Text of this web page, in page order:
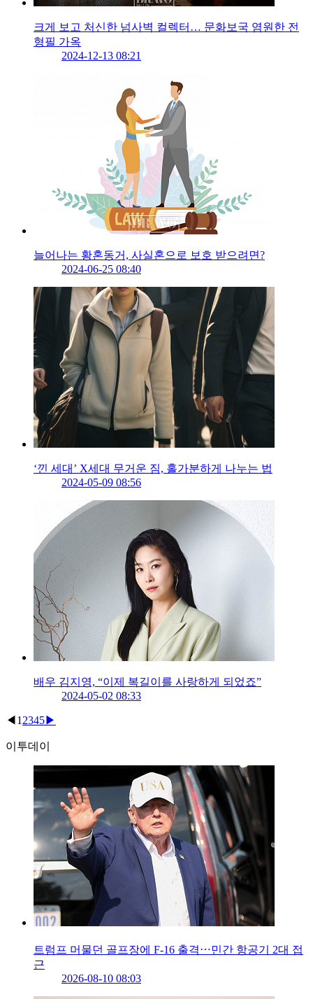
크게 보고 처신한 넘사벽 컬렉터… 문화보국 염원한 전
형필 가옥
2024-12-13 08:21
늘어나는 황혼동거, 사실혼으로 보호 받으려면?
2024-06-25 08:40
‘낀 세대’ X세대 무거운 짐, 홀가분하게 나누는 법
2024-05-09 08:56
배우 김지영, “이제 복길이를 사랑하게 되었죠”
2024-05-02 08:33
◀ 1 2345▶
이투데이
트럼프 머물던 골프장에 F-16 출격⋯민간 항공기 2대 접
근
2026-08-10 08:03